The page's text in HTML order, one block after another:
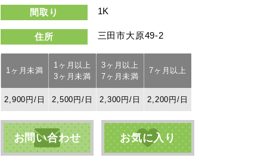
間取り 1K
住所 三田市大原49-2
1ヶ月未満
1ヶ月以上
3ヶ月未満
3ヶ月以上
7ヶ月未満
7ヶ月以上
2,900円/日 2,500円/日 2,300円/日 2,200円/日
お問い合わせ お気に入り